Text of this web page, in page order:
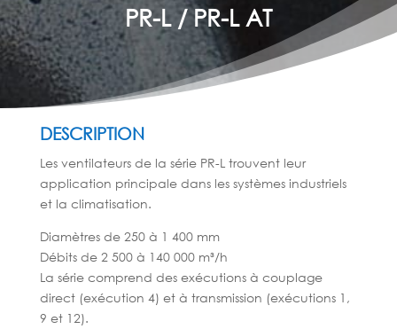
PR-L / PR-L AT
DESCRIPTION
Les ventilateurs de la série PR-L trouvent leur
application principale dans les systèmes industriels
et la climatisation.
Diamètres de 250 à 1 400 mm
Débits de 2 500 à 140 000 m³/h
La série comprend des exécutions à couplage
direct (exécution 4) et à transmission (exécutions 1,
9 et 12).